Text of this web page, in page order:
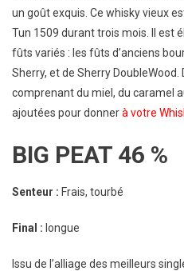
un goût exquis. Ce whisky vieux
Tun 1509 durant trois mois. Il est
fûts variés : les fûts d’anciens
Sherry, et de Sherry
comprenant du miel, du caramel
ajoutées pour donnerà votre
BIG PEAT 46 %
Senteur : Frais, tourbé
Final : longue
Issu de l’alliage des meilleurs